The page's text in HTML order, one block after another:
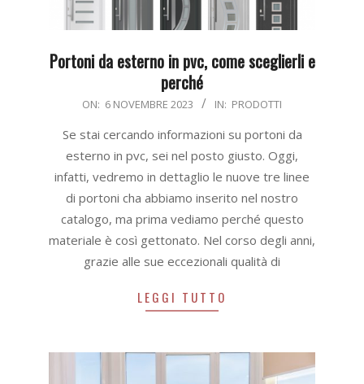
Portoni da esterno in pvc, come sceglierli e
perché
ON: 6 NOVEMBRE 2023 IN: PRODOTTI
Se stai cercando informazioni su portoni da
esterno in pvc, sei nel posto giusto. Oggi,
infatti, vedremo in dettaglio le nuove tre linee
di portoni cha abbiamo inserito nel nostro
catalogo, ma prima vediamo perché questo
materiale è così gettonato. Nel corso degli anni,
grazie alle sue eccezionali qualità di
LEGGI TUTTO